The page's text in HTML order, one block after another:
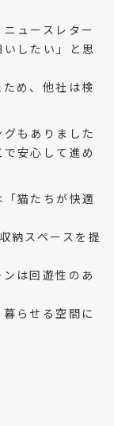
ュースレター
したい」と思
め、他社は検
もありました
安心して進め
猫たちが快適
納スペースを提
は回遊性のあ
らせる空間に